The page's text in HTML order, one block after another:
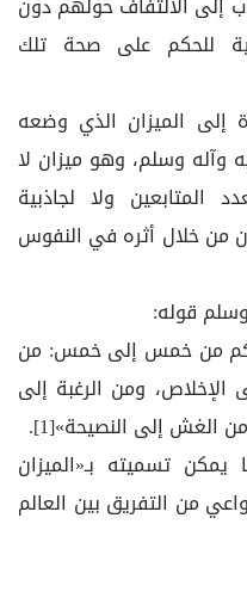
للحكم على صحة تلك
إلى الميزان الذي وضعه
وآله وسلم، وهو ميزان لا
المتابعين ولا لجاذبية
من خلال أثره في النفوس
قوله:
من خمس إلى خمس: من
الإخلاص، ومن الرغبة إلى
الغش إلى النصيحة»[1].
تسميته بـ«الميزان
من التفريق بين العالم